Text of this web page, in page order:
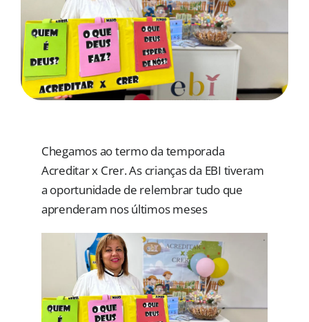
Chegamos ao termo da temporada
Acreditar x Crer. As crianças da EBI tiveram
a oportunidade de relembrar tudo que
aprenderam nos últimos meses